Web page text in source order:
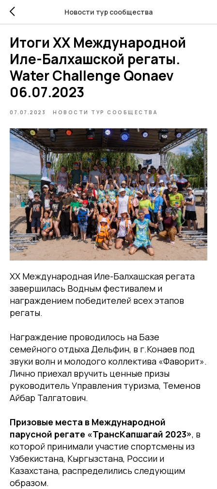
Новости тур сообщества
Итоги ХХ Международной
Иле-Балхашской регаты.
Water Challenge Qonaev
06.07.2023
07.07.2023 НОВОСТИ ТУР СООБЩЕСТВА
ХХ Международная Иле-Балхашская регата
завершилась Водным фестивалем и
награждением победителей всех этапов
регаты.
Награждение проводилось на Базе
семейного отдыха Дельфин, в г.Конаев под
звуки волн и молодого коллектива «Фаворит».
Лично приехал вручить ценные призы
руководитель Управления туризма, Теменов
Айбар Талгатович.
Призовые места в Международной
парусной регате «ТрансКапшагай 2023», в
которой принимали участие спортсмены из
Узбекистана, Кыргызстана, России и
Казахстана, распределились следующим
образом.